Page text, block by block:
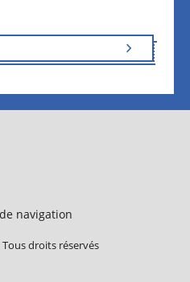
navigation
Tous droits réservés